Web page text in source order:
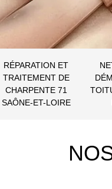
RÉPARATION ET
TRAITEMENT DE
CHARPENTE 71
SAÔNE-ET-LOIRE